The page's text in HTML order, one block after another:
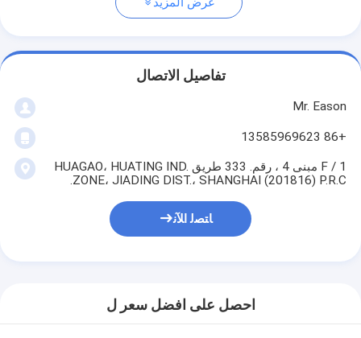
تفاصيل الاتصال
Mr. Eason
+86 13585969623
1 / F مبنى 4 ، رقم. 333 طريق HUAGAO، HUATING IND.
ZONE، JIADING DIST.، SHANGHAI (201816) P.R.C.
ﺎﺘﺼﻟ ﺍﻶﻧ
احصل على افضل سعر ل